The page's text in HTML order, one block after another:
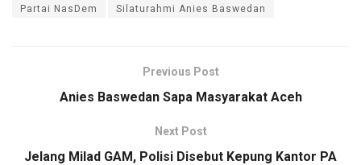
Partai NasDem Silaturahmi Anies Baswedan
Previous Post
Anies Baswedan Sapa Masyarakat Aceh
Next Post
Jelang Milad GAM, Polisi Disebut Kepung Kantor PA